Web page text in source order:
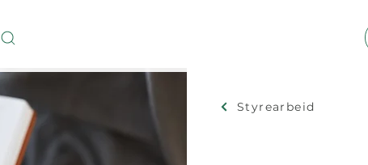
Styrearbeid